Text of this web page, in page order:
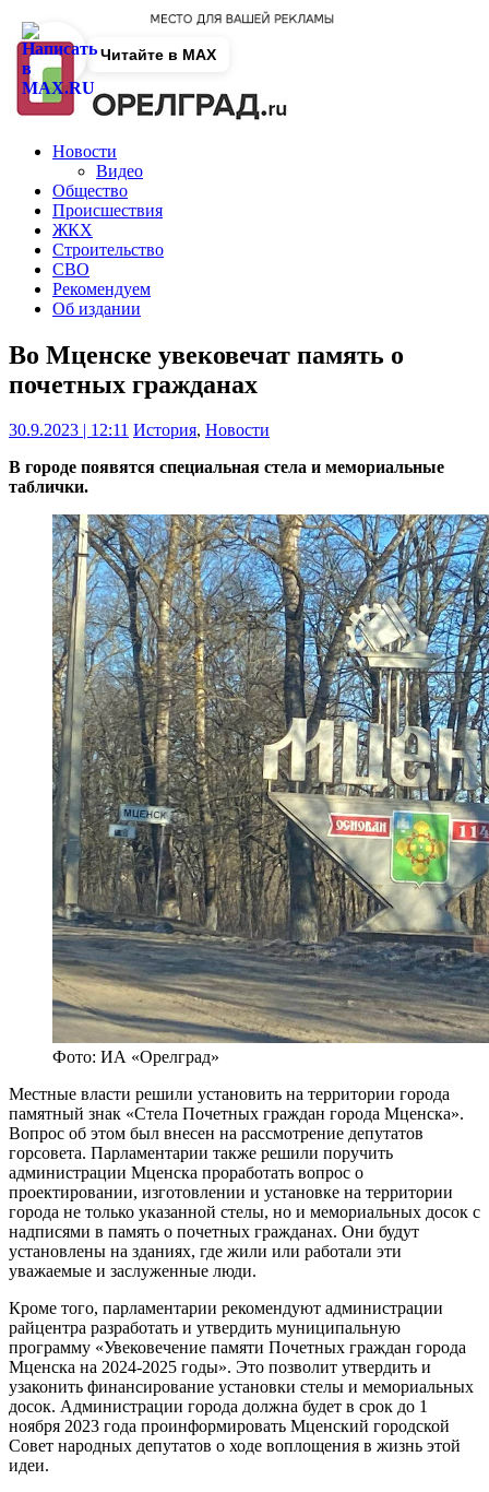
Новости
Видео
Общество
Происшествия
ЖКХ
Строительство
СВО
Рекомендуем
Об издании
Во Мценске увековечат память о
почетных гражданах
30.9.2023 | 12:11 История, Новости
В городе появятся специальная стела и мемориальные
таблички.
Фото: ИА «Орелград»
Местные власти решили установить на территории города
памятный знак «Стела Почетных граждан города Мценска».
Вопрос об этом был внесен на рассмотрение депутатов
горсовета. Парламентарии также решили поручить
администрации Мценска проработать вопрос о
проектировании, изготовлении и установке на территории
города не только указанной стелы, но и мемориальных досок с
надписями в память о почетных гражданах. Они будут
установлены на зданиях, где жили или работали эти
уважаемые и заслуженные люди.
Кроме того, парламентарии рекомендуют администрации
райцентра разработать и утвердить муниципальную
программу «Увековечение памяти Почетных граждан города
Мценска на 2024-2025 годы». Это позволит утвердить и
узаконить финансирование установки стелы и мемориальных
досок. Администрации города должна будет в срок до 1
ноября 2023 года проинформировать Мценский городской
Совет народных депутатов о ходе воплощения в жизнь этой
идеи.
Читайте в MAX